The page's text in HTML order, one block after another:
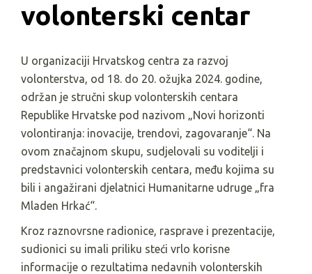
volonterski centar
U organizaciji Hrvatskog centra za razvoj
volonterstva, od 18. do 20. ožujka 2024. godine,
održan je stručni skup volonterskih centara
Republike Hrvatske pod nazivom „Novi horizonti
volontiranja: inovacije, trendovi, zagovaranje“. Na
ovom značajnom skupu, sudjelovali su voditelji i
predstavnici volonterskih centara, među kojima su
bili i angažirani djelatnici Humanitarne udruge „fra
Mladen Hrkać“.
Kroz raznovrsne radionice, rasprave i prezentacije,
sudionici su imali priliku steći vrlo korisne
informacije o rezultatima nedavnih volonterskih